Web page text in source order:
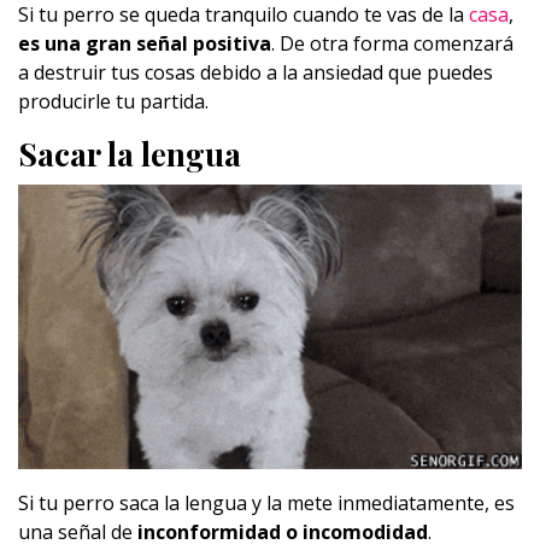
Si tu perro se queda tranquilo cuando te vas de la casa,
es una gran señal positiva. De otra forma comenzará
a destruir tus cosas debido a la ansiedad que puedes
producirle tu partida.
Sacar la lengua
Si tu perro saca la lengua y la mete inmediatamente, es
una señal de inconformidad o incomodidad.